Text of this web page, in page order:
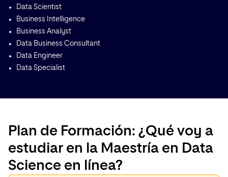
Data Scientist
Business Intelligence
Business Analyst
Data Business Consultant
Data Engineer
Data Specialist
Plan de Formación: ¿Qué voy a
estudiar en la Maestría en Data
Science en línea?